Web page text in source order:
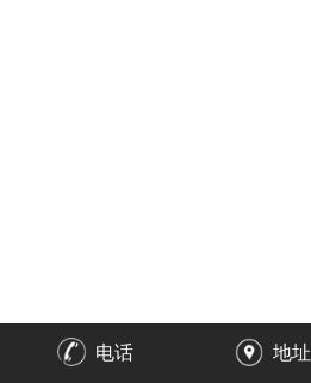
电话 地址